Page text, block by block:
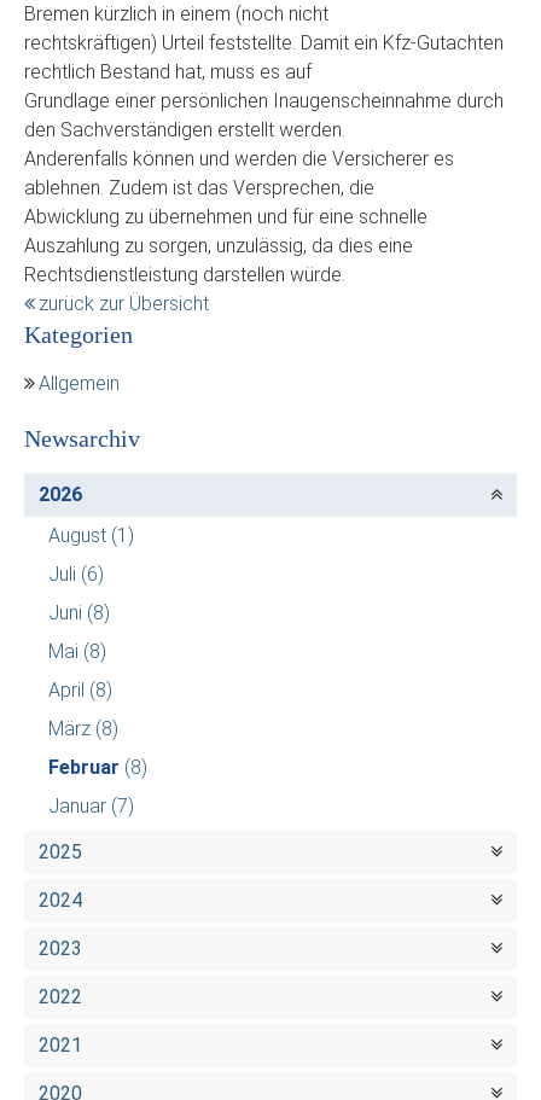
Bremen kürzlich in einem (noch nicht
rechtskräftigen) Urteil feststellte. Damit ein Kfz-Gutachten
rechtlich Bestand hat, muss es auf
Grundlage einer persönlichen Inaugenscheinnahme durch
den Sachverständigen erstellt werden.
Anderenfalls können und werden die Versicherer es
ablehnen. Zudem ist das Versprechen, die
Abwicklung zu übernehmen und für eine schnelle
Auszahlung zu sorgen, unzulässig, da dies eine
Rechtsdienstleistung darstellen würde.
zurück zur Übersicht
Kategorien
Allgemein
Newsarchiv
2026
August (1)
Juli (6)
Juni (8)
Mai (8)
April (8)
März (8)
Februar (8)
Januar (7)
2025
2024
2023
2022
2021
2020